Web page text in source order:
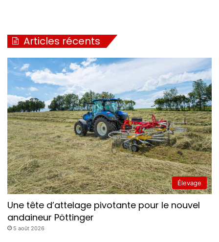
John Deere SSV
Articles récents
Élevage
Une tête d’attelage pivotante pour le nouvel
andaineur Pöttinger
5 août 2026